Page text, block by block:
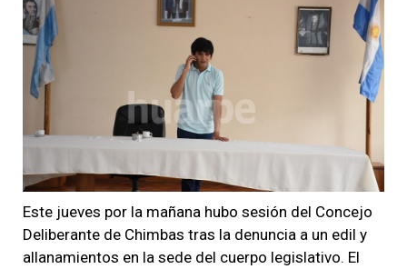
Este jueves por la mañana hubo sesión del Concejo
Deliberante de Chimbas tras la denuncia a un edil y
allanamientos en la sede del cuerpo legislativo. El